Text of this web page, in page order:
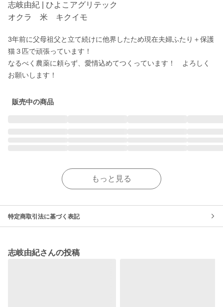
志岐由紀 | ひよこアグリテック
オクラ 米 キクイモ
3年前に父母祖父と立て続けに他界したため現在夫婦ふたり＋保護
猫３匹で頑張っています！
なるべく農薬に頼らず、愛情込めてつくっています！　よろしく
お願いします！
販売中の商品
もっと見る
特定商取引法に基づく表記
志岐由紀さんの投稿